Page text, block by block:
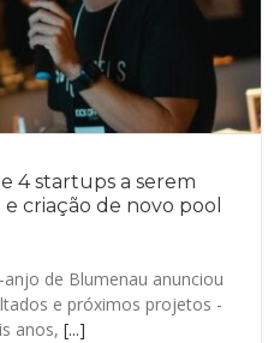
4 startups a serem
criação de novo pool
de Blumenau anunciou
e próximos projetos -
anos, [...]